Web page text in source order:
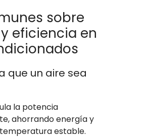
sobre
eficiencia en
que un aire sea
la potencia
ahorrando energía y
estable.